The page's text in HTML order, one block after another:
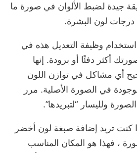
جيدة لضبط الألوان في صورة ما
درجات لون البشرة.
وظيفة التعديل هذه في
أكثر دفئًا أو برودة. إنها
أي مشاكل في توازن اللون
في الصورة الأصلية. مرر
ولليسار “لتبريدها”.
كنت تريد إضافة صبغة لون أخضر
، فهذا هو المكان المناسب